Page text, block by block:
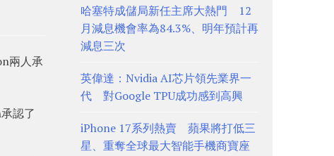
兩人承
認了
哈塞特成儲局新任主席大熱門 12
月減息機會率為84.3%、明年預計再
減息三次
英偉達：Nvidia AI芯片領先業界一
代 對Google TPU成功感到高興
iPhone 17系列熱賣 蘋果將打低三
星、重奪全球最大智能手機商寶座